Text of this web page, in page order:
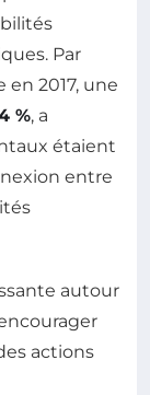
Par
2017, une
%, a
étaient
entre
autour
actions